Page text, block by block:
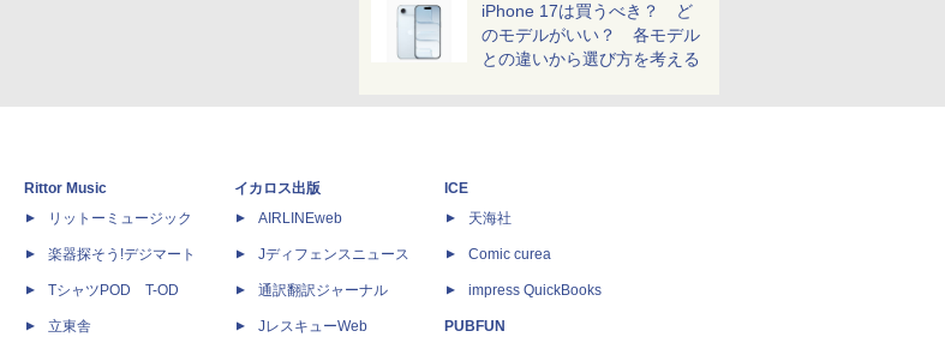
iPhone 17は買うべき？ ど
のモデルがいい？ 各モデル
との違いから選び方を考える
Rittor Music
リットーミュージック
楽器探そう!デジマート
TシャツPOD T-OD
立東舎
イカロス出版
AIRLINEweb
Jディフェンスニュース
通訳翻訳ジャーナル
JレスキューWeb
ICE
天海社
Comic curea
impress QuickBooks
PUBFUN